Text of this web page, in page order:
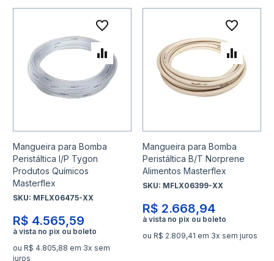
Mangueira para Bomba
Peristáltica I/P Tygon
Produtos Químicos
Masterflex
SKU: MFLX06475-XX
R$ 4.565,59
ou R$ 4.805,88 em 3x sem
juros
Adicionar à lista de
Adicionar para Comparar
Mangueira para Bomba
Peristáltica B/T Norprene
Alimentos Masterflex
SKU: MFLX06399-XX
R$ 2.668,94
ou R$ 2.809,41 em 3x sem juros